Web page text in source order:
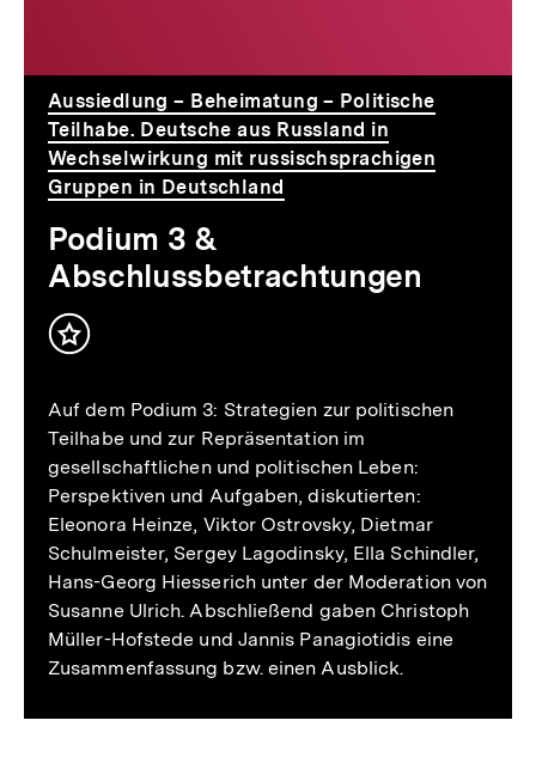
Aussiedlung – Beheimatung – Politische
Teilhabe. Deutsche aus Russland in
Wechselwirkung mit russischsprachigen
Gruppen in Deutschland
Podium 3 &
Abschlussbetrachtungen
Inhalt
Auf dem Podium 3: Strategien zur politischen
Teilhabe und zur Repräsentation im
gesellschaftlichen und politischen Leben:
Perspektiven und Aufgaben, diskutierten:
Eleonora Heinze, Viktor Ostrovsky, Dietmar
Schulmeister, Sergey Lagodinsky, Ella Schindler,
Hans-Georg Hiesserich unter der Moderation von
Susanne Ulrich. Abschließend gaben Christoph
Müller-Hofstede und Jannis Panagiotidis eine
Zusammenfassung bzw. einen Ausblick.